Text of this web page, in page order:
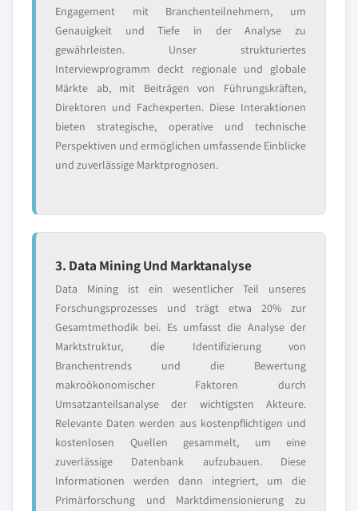
Engagement mit Branchenteilnehmern, um
Genauigkeit und Tiefe in der Analyse zu
gewährleisten. Unser strukturiertes
Interviewprogramm deckt regionale und globale
Märkte ab, mit Beiträgen von Führungskräften,
Direktoren und Fachexperten. Diese Interaktionen
bieten strategische, operative und technische
Perspektiven und ermöglichen umfassende Einblicke
und zuverlässige Marktprognosen.
3. Data Mining Und Marktanalyse
Data Mining ist ein wesentlicher Teil unseres
Forschungsprozesses und trägt etwa 20% zur
Gesamtmethodik bei. Es umfasst die Analyse der
Marktstruktur, die Identifizierung von
Branchentrends und die Bewertung
makroökonomischer Faktoren durch
Umsatzanteilsanalyse der wichtigsten Akteure.
Relevante Daten werden aus kostenpflichtigen und
kostenlosen Quellen gesammelt, um eine
zuverlässige Datenbank aufzubauen. Diese
Informationen werden dann integriert, um die
Primärforschung und Marktdimensionierung zu